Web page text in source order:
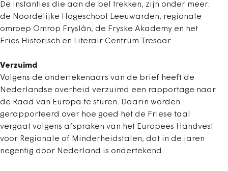
De instanties die aan de bel trekken, zijn onder meer:
de Noordelijke Hogeschool Leeuwarden, regionale
omroep Omrop Fryslân, de Fryske Akademy en het
Fries Historisch en Literair Centrum Tresoar.
Verzuimd
Volgens de ondertekenaars van de brief heeft de
Nederlandse overheid verzuimd een rapportage naar
de Raad van Europa te sturen. Daarin worden
gerapporteerd over hoe goed het de Friese taal
vergaat volgens afspraken van het Europees Handvest
voor Regionale of Minderheidstalen, dat in de jaren
negentig door Nederland is ondertekend.